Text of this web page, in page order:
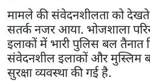
मामले की संवेदनशीलता को देखते
सतर्क नजर आया. भोजशाला
इलाकों में भारी पुलिस बल तैनात
संवेदनशील इलाकों और मुस्लिम
सुरक्षा व्यवस्था की गई है.